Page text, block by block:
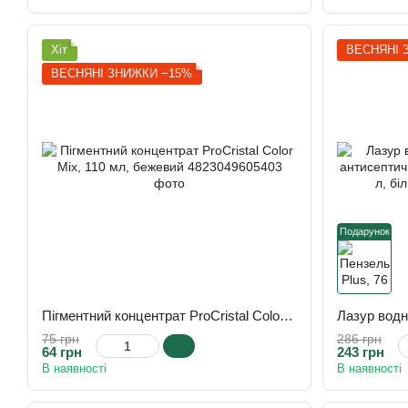
підтвердила
На
Хіт
ВЕСНЯНІ ЗНИЖКИ −15%
Пігментний концентрат ProCristal Color Mix, 110 мл, бежевий
75 грн
64 грн
В наявності
Подарунок
ВЕСНЯНІ
286 грн
243 грн
В наявності